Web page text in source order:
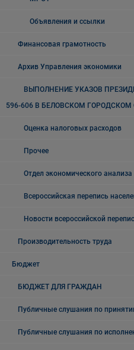
Объявления и ссылки
Финансовая грамотность
Архив Управления экономики
ВЫПОЛНЕНИЕ УКАЗОВ
596-606 В БЕЛОВСКОМ ГОРОДСКОМ
Оценка налоговых расходов
Прочее
Отдел экономического анализа
Всероссийская перепись
Новости всероссийской
Производительность труда
Бюджет
БЮДЖЕТ ДЛЯ ГРАЖДАН
Публичные слушания по
Публичные слушания по